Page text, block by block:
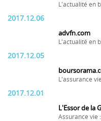
L'actualité en
2017.12.06
advfn.com
L'actualité en
2017.12.05
L'assurance
2017.12.01
L'Essor de la
Assurance vie